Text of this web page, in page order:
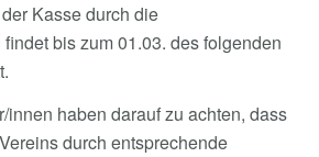
Kasse durch die
bis zum 01.03. des folgenden
innen haben darauf zu achten, dass
durch entsprechende